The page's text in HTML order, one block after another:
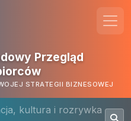
Przegląd
STRATEGII BIZNESOWEJ
kultura i rozrywka